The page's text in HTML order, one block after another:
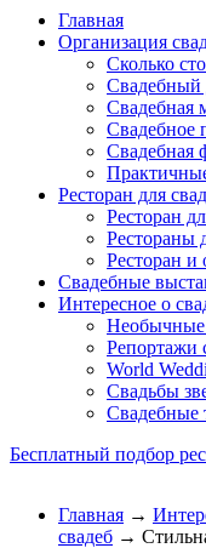
Главная
Организация
Сколько
Свадебный
Свадебная
Свадебное
Свадебная
Ресторан для
Ресторан
Рестораны
Ресторан и
Свадебные
Интересное о
Необычные
Репортажи
World
Свадьбы
Свадебные
Бесплатный подбор
Главная →
свадеб →